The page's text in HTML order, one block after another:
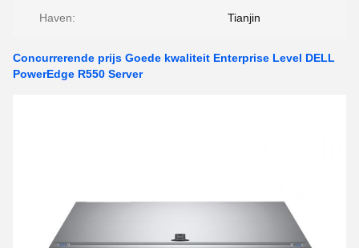
Haven: Tianjin
Concurrerende prijs Goede kwaliteit Enterprise Level DELL
PowerEdge R550 Server